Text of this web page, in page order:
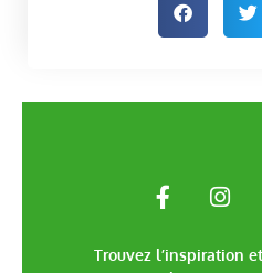
Trouvez l’inspiration